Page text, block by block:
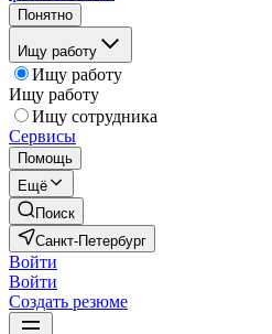
Понятно
Ищу работу
Ищу работу
Ищу работу
Ищу сотрудника
Сервисы
Помощь
Ещё
Поиск
Санкт-Петербург
Войти
Войти
Создать резюме